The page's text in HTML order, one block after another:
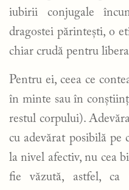
iubirii conjugale
dragostei părintești, o
chiar crudă pentru
Pentru ei, ceea ce
în minte sau în
restul corpului).
cu adevărat posibilă pe
la nivel afectiv, nu cea
fie văzută, astfel, ca